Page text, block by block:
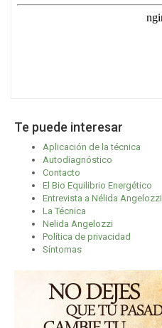
Te puede interesar
Aplicación de la técnica
Autodiagnóstico
Contacto
El Bio Equilibrio Energético
Entrevista a Nélida Angelozzi
La Técnica
Nelida Angelozzi
Política de privacidad
Síntomas